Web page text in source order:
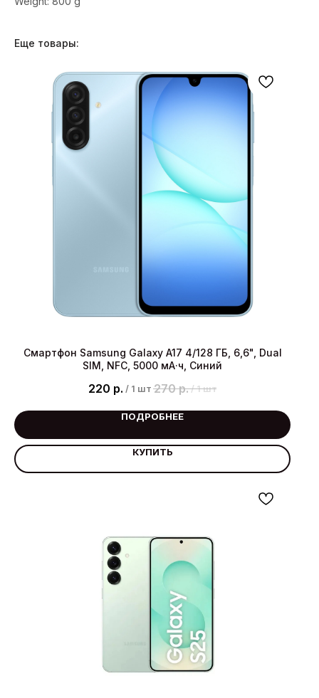
Еще товары:
Смартфон Samsung Galaxy A17 4/128 ГБ, 6,6", Dual
SIM, NFC, 5000 мА·ч, Синий
220 р. / 1 шт 270 р. / 1 шт
ПОДРОБНЕЕ
КУПИТЬ